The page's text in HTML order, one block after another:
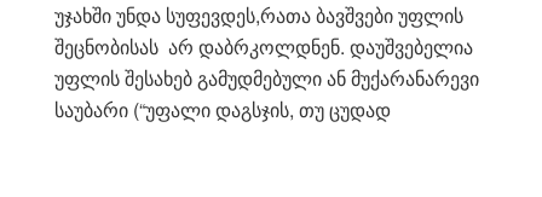
უჯახში უნდა სუფევდეს,რათა ბავშვები უფლის
შეცნობისას არ დაბრკოლდნენ. დაუშვებელია
უფლის შესახებ გამუდმებული ან მუქარანარევი
საუბარი (“უფალი დაგსჯის, თუ ცუდად